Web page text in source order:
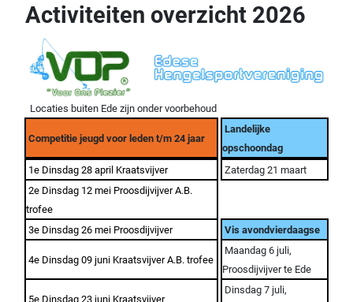
Activiteiten overzicht 2026
Locaties buiten Ede zijn onder voorbehoud
Competitie jeugd voor leden t/m 24 jaar
Landelijke
opschoondag
1e Dinsdag 28 april Kraatsvijver
Zaterdag 21 maart
2e Dinsdag 12 mei Proosdijvijver A.B.
trofee
3e Dinsdag 26 mei Proosdijvijver
Vis avondvierdaagse
4e Dinsdag 09 juni Kraatsvijver A.B. trofee
Maandag 6 juli,
Proosdijvijver te Ede
5e Dinsdag 23 juni Kraatsvijver
Dinsdag 7 juli,